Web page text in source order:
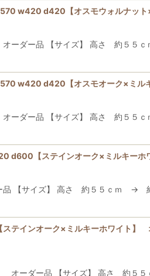
w420 d420【オスモウォルナッ
き オーダー品 【サイズ】
w420 d420【オスモオーク×ミ
き オーダー品 【サイズ】
d600【ステインオーク×ミルキー
ー品 【サイズ】 高さ 約５
テインオーク×ミルキーホワイト
付 オーダー品 【サイ